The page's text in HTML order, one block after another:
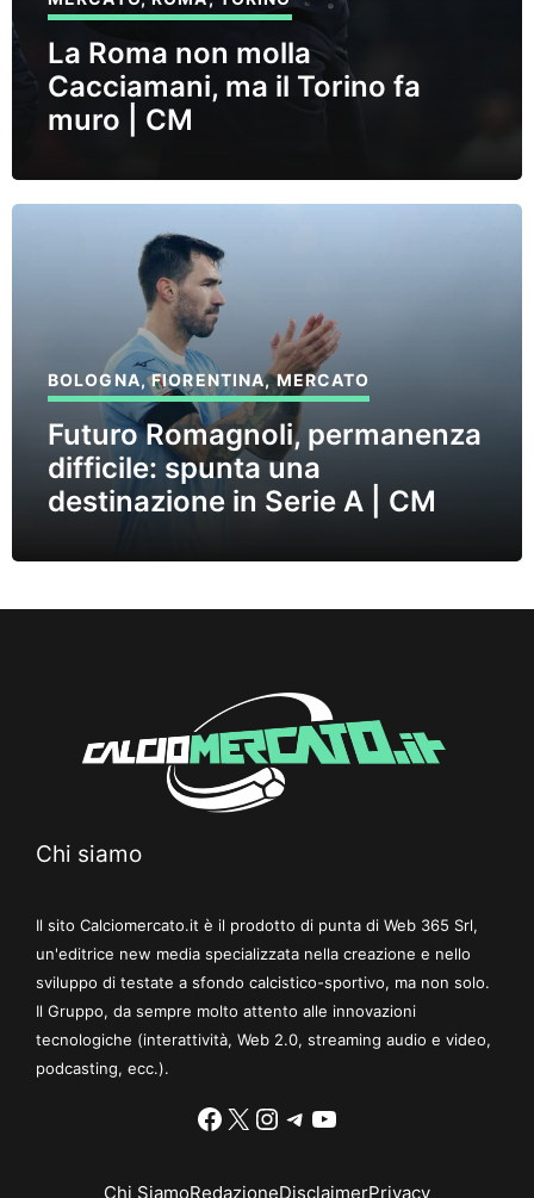
La Roma non molla
Cacciamani, ma il Torino fa
muro | CM
BOLOGNA,FIORENTINA,MERCATO
Futuro Romagnoli, permanenza
difficile: spunta una
destinazione in Serie A | CM
Chi siamo
Il sito Calciomercato.it è il prodotto di punta di Web 365 Srl,
un'editrice new media specializzata nella creazione e nello
sviluppo di testate a sfondo calcistico-sportivo, ma non solo.
Il Gruppo, da sempre molto attento alle innovazioni
tecnologiche (interattività, Web 2.0, streaming audio e video,
podcasting, ecc.).
Facebook
X Instagram
Telegram
YouTube
Chi SiamoRedazioneDisclaimerPrivacy